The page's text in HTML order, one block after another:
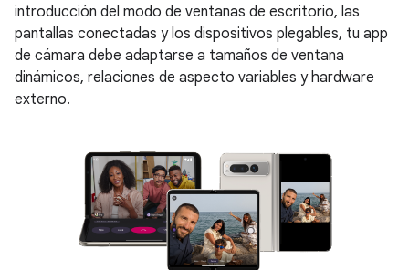
introducción del modo de ventanas de escritorio, las
pantallas conectadas y los dispositivos plegables, tu app
de cámara debe adaptarse a tamaños de ventana
dinámicos, relaciones de aspecto variables y hardware
externo.